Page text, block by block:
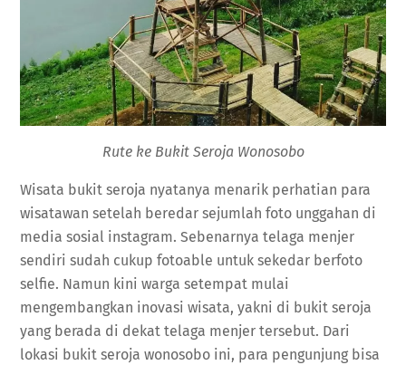
Rute ke Bukit Seroja Wonosobo
Wisata bukit seroja nyatanya menarik perhatian para
wisatawan setelah beredar sejumlah foto unggahan di
media sosial instagram. Sebenarnya telaga menjer
sendiri sudah cukup fotoable untuk sekedar berfoto
selfie. Namun kini warga setempat mulai
mengembangkan inovasi wisata, yakni di bukit seroja
yang berada di dekat telaga menjer tersebut. Dari
lokasi bukit seroja wonosobo ini, para pengunjung bisa